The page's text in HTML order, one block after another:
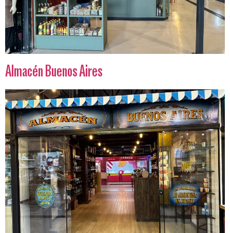
Almacén Buenos Aires